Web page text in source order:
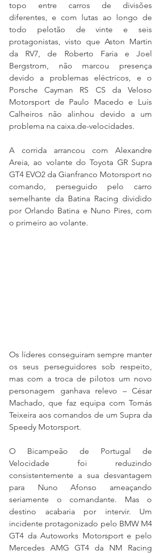
topo entre carros de divisões
diferentes, e com lutas ao longo de
todo pelotão de vinte e seis
protagonistas, visto que Aston Martin
da RV7, de Roberto Faria e Joel
Bergstrom, não marcou presença
devido a problemas eléctricos, e o
Porsche Cayman RS CS da Veloso
Motorsport de Paulo Macedo e Luís
Calheiros não alinhou devido a um
problema na caixa.de-velocidades.
A corrida arrancou com Alexandre
Areia, ao volante do Toyota GR Supra
GT4 EVO2 da Gianfranco Motorsport no
comando, perseguido pelo carro
semelhante da Batina Racing dividido
por Orlando Batina e Nuno Pires, com
o primeiro ao volante.
Os líderes conseguiram sempre manter
os seus perseguidores sob respeito,
mas com a troca de pilotos um novo
personagem ganhava relevo – César
Machado, que faz equipa com Tomás
Teixeira aos comandos de um Supra da
Speedy Motorsport.
O Bicampeão de Portugal de
Velocidade foi reduzindo
consistentemente a sua desvantagem
para Nuno Afonso ameaçando
seriamente o comandante. Mas o
destino acabaria por intervir. Um
incidente protagonizado pelo BMW M4
GT4 da Autoworks Motorsport e pelo
Mercedes AMG GT4 da NM Racing